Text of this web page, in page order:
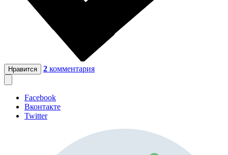
Нравится 2 комментария
Facebook
Вконтакте
Twitter